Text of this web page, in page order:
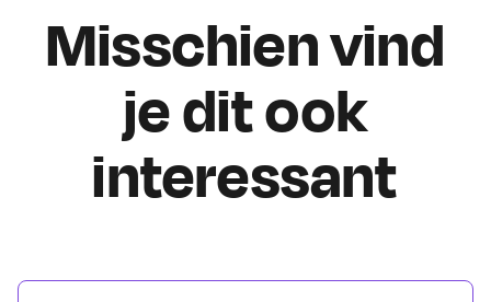
Misschien vind
je dit ook
interessant